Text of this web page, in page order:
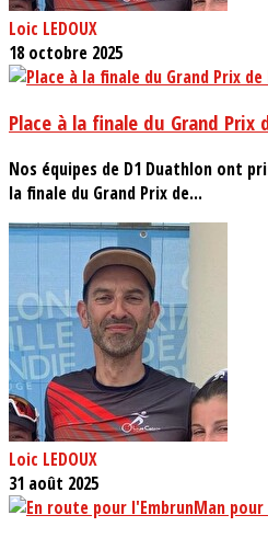
Loic LEDOUX
18 octobre 2025
Place à la finale du Grand Prix
Nos équipes de D1 Duathlon ont
la finale du Grand Prix de...
Loic LEDOUX
31 août 2025